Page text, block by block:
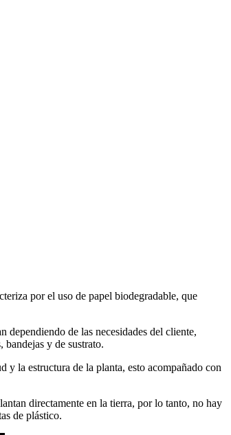
por el uso de papel biodegradable, que
de las necesidades del cliente,
bandejas y de sustrato.
y la estructura de la planta, esto acompañado con
directamente en la tierra, por lo tanto, no hay
de plástico.